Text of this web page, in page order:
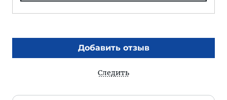
Добавить отзыв
Следить